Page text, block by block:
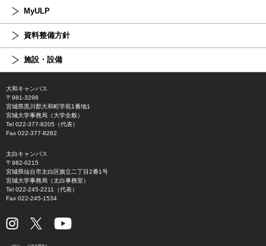
MyULP
資料整備方針
施設・設備
大和キャンパス
〒981-3298
宮城県黒川郡大和町学苑1番地1
宮城大学事務局（大学全般）
Tel 022-377-8205（代表）
Fax 022-377-8282
太白キャンパス
〒982-0215
宮城県仙台市太白区旗立二丁目2番1号
宮城大学事務局（太白事務室）
Tel 022-245-2211（代表）
Fax 022-245-1534